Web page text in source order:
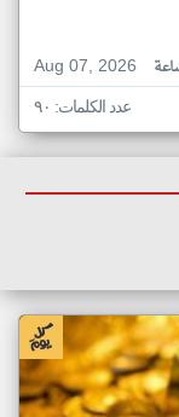
Aug 07, 2026
عدد الكلمات: ٩٠